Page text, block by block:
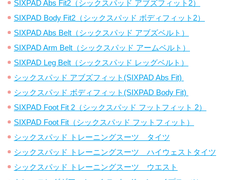
SIXPAD Abs Fit2（シックスパッド アブズフィット2）
SIXPAD Body Fit2（シックスパッド ボディフィット2）
SIXPAD Abs Belt（シックスパッド アブズベルト）
SIXPAD Arm Belt（シックスパッド アームベルト）
SIXPAD Leg Belt（シックスパッド レッグベルト）
シックスパッド アブズフィット(SIXPAD Abs Fit)
シックスパッド ボディフィット(SIXPAD Body Fit)
SIXPAD Foot Fit 2（シックスパッド フットフィット 2）
SIXPAD Foot Fit（シックスパッド フットフィット）
シックスパッド トレーニングスーツ タイツ
シックスパッド トレーニングスーツ ハイウェストタイツ
シックスパッド トレーニングスーツ ウエスト